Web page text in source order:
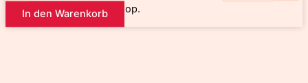
Preis in diesem Online-Shop.
In den Warenkorb